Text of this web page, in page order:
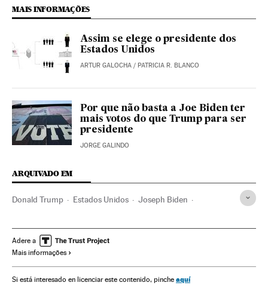
MAIS INFORMAÇÕES
Assim se elege o presidente dos
Estados Unidos
ARTUR GALOCHA / PATRICIA R. BLANCO
Por que não basta a Joe Biden ter
mais votos do que Trump para ser
presidente
JORGE GALINDO
ARQUIVADO EM
Donald Trump Estados Unidos Joseph Biden
América Eleições EUA 2020
Adere a
Mais informações
Si está interesado en licenciar este contenido, pinche aquí